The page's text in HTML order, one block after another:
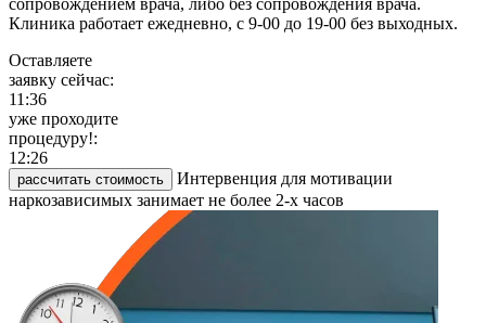
сопровождением врача, либо без сопровождения врача.
Клиника работает ежедневно, с 9-00 до 19-00 без выходных.
Оставляете
заявку сейчас:
11:36
уже проходите
процедуру!:
12:26
рассчитать стоимость
Интервенция для мотивации
наркозависимых занимает не более 2-х часов